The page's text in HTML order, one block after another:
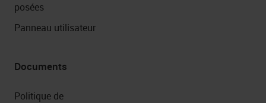
posées
Panneau utilisateur
Documents
Politique de